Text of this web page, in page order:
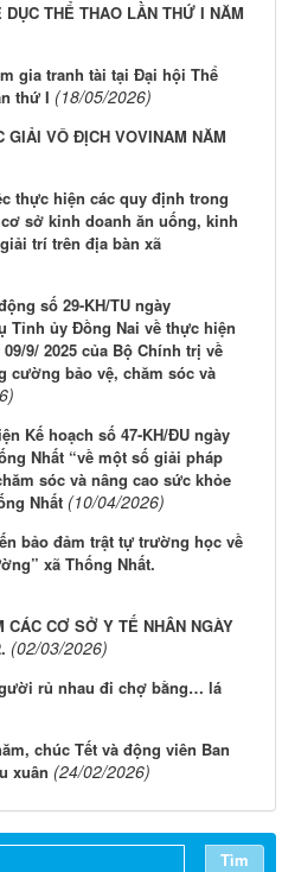
THỂ THAO LẦN THỨ I NĂM
gia tranh tài tại Đại hội Thể
thứ I (18/05/2026)
GIẢI VÔ ĐỊCH VOVINAM NĂM
thực hiện các quy định trong
sở kinh doanh ăn uống, kinh
trí trên địa bàn xã
số 29-KH/TU ngày
Tỉnh ủy Đồng Nai về thực hiện
9/ 2025 của Bộ Chính trị về
cường bảo vệ, chăm sóc và
Kế hoạch số 47-KH/ĐU ngày
Nhất “về một số giải pháp
sóc và nâng cao sức khỏe
Nhất (10/04/2026)
bảo đảm trật tự trường học về
xã Thống Nhất.
CÁC CƠ SỞ Y TẾ NHÂN NGÀY
(02/03/2026)
rủ nhau đi chợ bằng… lá
chúc Tết và động viên Ban
xuân (24/02/2026)
Tìm